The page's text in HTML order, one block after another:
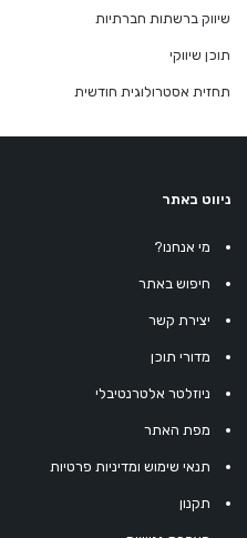
שיווק ברשתות חברתיות
תוכן שיווקי
תחזית אסטרולוגית חודשית
ניווט באתר
מי אנחנו?
חיפוש באתר
יצירת קשר
מדורי תוכן
ניוזלטר אלטרנטיבלי
מפת האתר
תנאי שימוש ומדיניות פרטיות
תקנון